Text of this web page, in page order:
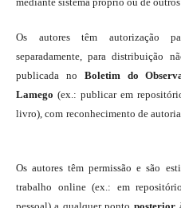
Os autores têm autorização
separadamente, para distribuição
publicada no Boletim do
Lamego (ex.: publicar em
livro), com reconhecimento de
Os autores têm permissão e são
trabalho online (ex.: em